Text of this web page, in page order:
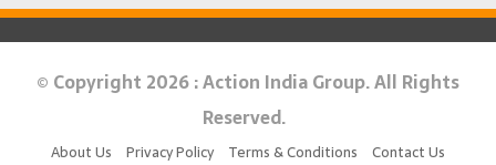
© Copyright 2026 : Action India Group. All Rights
Reserved.
About Us Privacy Policy Terms & Conditions Contact Us